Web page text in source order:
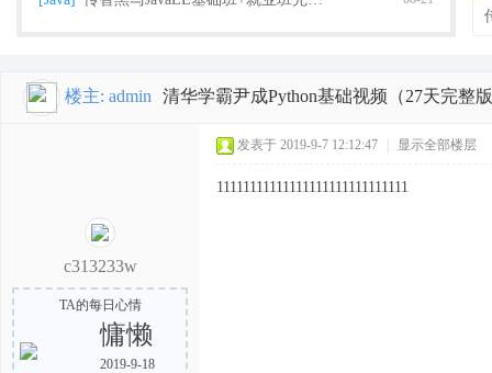
程
楼主: admin 清华学霸尹成Python基础视频（27天完整
c313233w
TA的每日心情
慵懒
2019-9-18
发表于 2019-9-7 12:12:47 显示全部楼层
11111111111111111111111111111